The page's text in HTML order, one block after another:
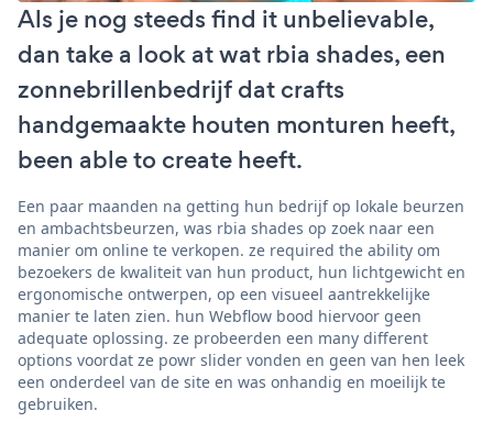
Als je nog steeds find it unbelievable,
dan take a look at wat rbia shades, een
zonnebrillenbedrijf dat crafts
handgemaakte houten monturen heeft,
been able to create heeft.
Een paar maanden na getting hun bedrijf op lokale beurzen
en ambachtsbeurzen, was rbia shades op zoek naar een
manier om online te verkopen. ze required the ability om
bezoekers de kwaliteit van hun product, hun lichtgewicht en
ergonomische ontwerpen, op een visueel aantrekkelijke
manier te laten zien. hun Webflow bood hiervoor geen
adequate oplossing. ze probeerden een many different
options voordat ze powr slider vonden en geen van hen leek
een onderdeel van de site en was onhandig en moeilijk te
gebruiken.